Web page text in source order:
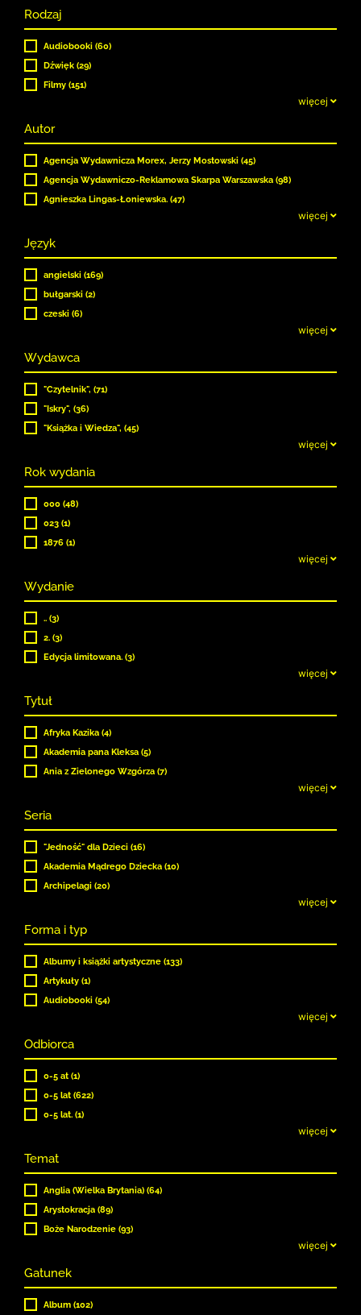
Rodzaj
Audiobooki (60)
Dźwięk (29)
Filmy (151)
więcej
Autor
Agencja Wydawnicza Morex, Jerzy Mostowski (45)
Agencja Wydawniczo-Reklamowa Skarpa Warszawska (98)
Agnieszka Lingas-Łoniewska. (47)
więcej
Język
angielski (169)
bułgarski (2)
czeski (6)
więcej
Wydawca
"Czytelnik", (71)
"Iskry", (36)
"Książka i Wiedza", (45)
więcej
Rok wydania
000 (48)
023 (1)
1876 (1)
więcej
Wydanie
.. (3)
2. (3)
Edycja limitowana. (3)
więcej
Tytuł
Afryka Kazika (4)
Akademia pana Kleksa (5)
Ania z Zielonego Wzgórza (7)
więcej
Seria
"Jedność" dla Dzieci (16)
Akademia Mądrego Dziecka (10)
Archipelagi (20)
więcej
Forma i typ
Albumy i książki artystyczne (133)
Artykuły (1)
Audiobooki (54)
więcej
Odbiorca
0-5 at (1)
0-5 lat (622)
0-5 lat. (1)
więcej
Temat
Anglia (Wielka Brytania) (64)
Arystokracja (89)
Boże Narodzenie (93)
więcej
Gatunek
Album (102)